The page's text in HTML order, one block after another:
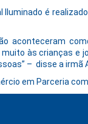
Iluminado é
aconteceram
às crianças e
– disse a irmã
em Parceria